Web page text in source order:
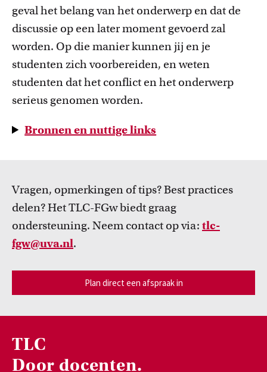
geval het belang van het onderwerp en dat de
discussie op een later moment gevoerd zal
worden. Op die manier kunnen jij en je
studenten zich voorbereiden, en weten
studenten dat het conflict en het onderwerp
serieus genomen worden.
Bronnen en nuttige links
Vragen, opmerkingen of tips? Best practices
delen? Het TLC-FGw biedt graag
ondersteuning. Neem contact op via: tlc-
fgw@uva.nl.
Plan direct een afspraak in
TLC
Door docenten.